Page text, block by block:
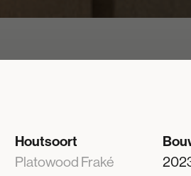
Houtsoort
Platowood Fraké